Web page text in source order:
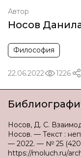
Автор
Носов
Философия
22.06.2022 1226
Носов, Д. С.
Носов. — Текст :
— 2022. — № 25
https://moluch.ru/